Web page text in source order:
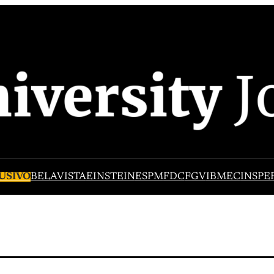
BELAVISTAEINSTEINESPMFDCFGVIBMEC